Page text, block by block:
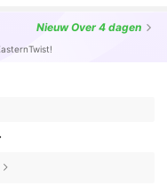
NieuwOver 4 dagen